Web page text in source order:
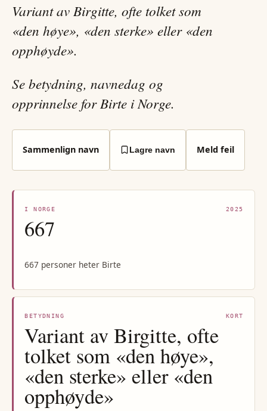
Variant av Birgitte, ofte tolket som
«den høye», «den sterke» eller «den
opphøyde».
Se betydning, navnedag og
opprinnelse for Birte i Norge.
Sammenlign navn Lagre navn Meld feil
I NORGE 2025
667
667 personer heter Birte
BETYDNING KORT
Variant av Birgitte, ofte
tolket som «den høye»,
«den sterke» eller «den
opphøyde»